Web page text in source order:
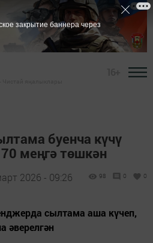
буенча күчү
меңгә төшкән
2026 - 09:26 98 0 0
сылтама аша күчеп,
әверелгән
закрытие баннера через